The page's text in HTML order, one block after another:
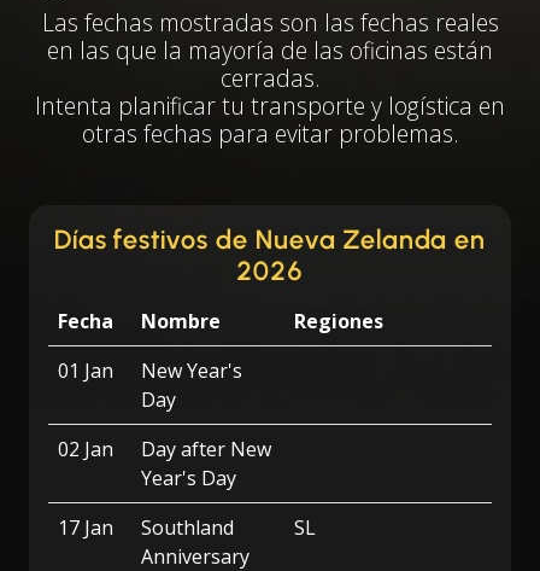
Las fechas mostradas son las fechas reales
en las que la mayoría de las oficinas están
cerradas.
Intenta planificar tu transporte y logística en
otras fechas para evitar problemas.
Días festivos de Nueva Zelanda en
2026
Fecha Nombre
Regiones
01 Jan
New Year's
Day
02 Jan
Day after New
Year's Day
17 Jan
Southland
Anniversary
SL